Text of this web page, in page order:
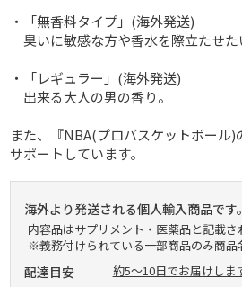
・「無香料タイプ」(海外発送)
臭いに敏感な方や香水を際立たせた
・「レギュラー」(海外発送)
出来る大人の男の香り。
また、『NBA(プロバスケットボール
サポートしています。
海外より発送される個人輸入商品です。
内容品はサプリメント・医薬品と記載さ
※義務付けられている一部商品のみ商品
配達目安 約5～10日でお届けしま